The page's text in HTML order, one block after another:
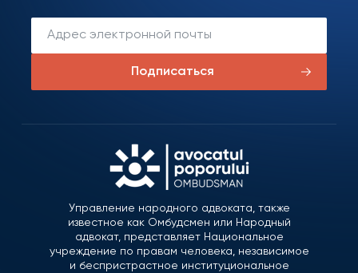
Подписаться
Управление народного адвоката, также
известное как Омбудсмен или Народный
адвокат, представляет Национальное
учреждение по правам человека, независимое
и беспристрастное институциональное